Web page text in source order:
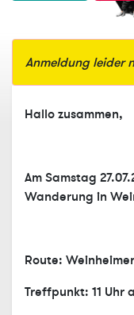
Anmeldung leider
Hallo zusammen,
Am Samstag
Wanderung in
Route:
Treffpunkt: 11 Uhr